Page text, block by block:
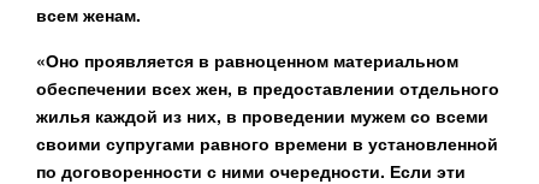
всем женам.
«Оно проявляется в равноценном материальном
обеспечении всех жен, в предоставлении отдельного
жилья каждой из них, в проведении мужем со всеми
своими супругами равного времени в установленной
по договоренности с ними очередности. Если эти